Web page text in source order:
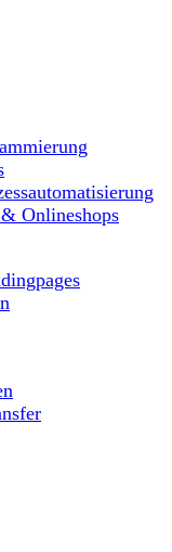
Onlineshops